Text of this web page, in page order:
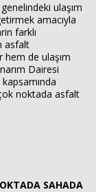
ulaşım
amacıyla
farklı
asfalt
de ulaşım
Dairesi
noktada asfalt
SAHADA